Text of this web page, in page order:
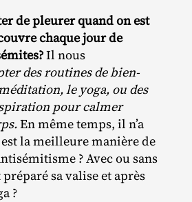
de pleurer quand on est
chaque jour de
Il nous
des routines de bien-
le yoga, ou des
pour calmer
En même temps, il n’a
la meilleure manière de
? Avec ou sans
préparé sa valise et après
?